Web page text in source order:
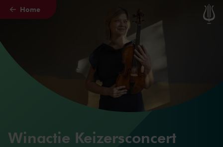
Skip to main content
Home
Winactie Keizersconcert